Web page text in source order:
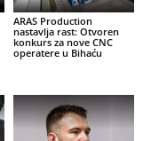
ARAS Production
nastavlja rast: Otvoren
konkurs za nove CNC
operatere u Bihaću